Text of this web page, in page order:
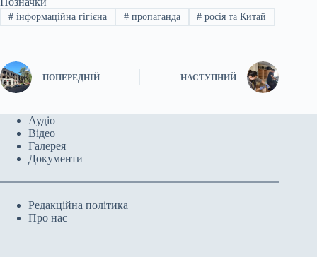
#інформаційна гігієна #пропаганда # росія та Китай
ПОПЕРЕДНІЙ НАСТУПНИЙ
Аудіо
Відео
Галерея
Документи
Редакційна політика
Про нас